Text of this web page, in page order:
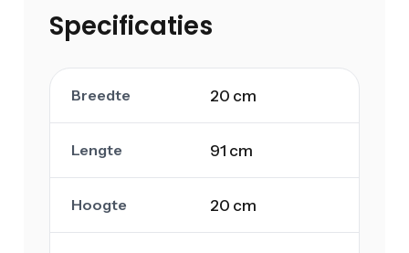
Specificaties
Breedte 20 cm
Lengte 91 cm
Hoogte 20 cm